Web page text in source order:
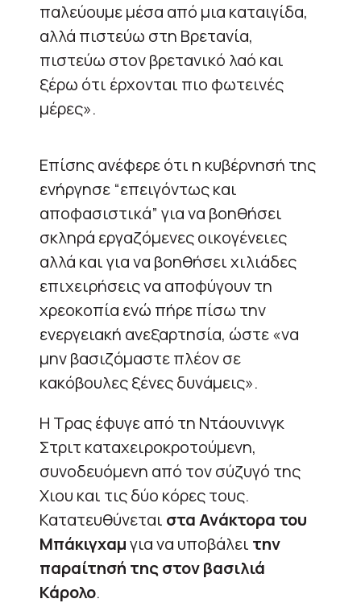
παλεύουμε μέσα από μια καταιγίδα,
αλλά πιστεύω στη Βρετανία,
πιστεύω στον βρετανικό λαό και
ξέρω ότι έρχονται πιο φωτεινές
μέρες».
Επίσης ανέφερε ότι η κυβέρνησή της
ενήργησε “επειγόντως και
αποφασιστικά” για να βοηθήσει
σκληρά εργαζόμενες οικογένειες
αλλά και για να βοηθήσει χιλιάδες
επιχειρήσεις να αποφύγουν τη
χρεοκοπία ενώ πήρε πίσω την
ενεργειακή ανεξαρτησία, ώστε «να
μην βασιζόμαστε πλέον σε
κακόβουλες ξένες δυνάμεις».
Η Τρας έφυγε από τη Ντάουνινγκ
Στριτ καταχειροκροτούμενη,
συνοδευόμενη από τον σύζυγό της
Χιου και τις δύο κόρες τους.
Κατατευθύνεται στα Ανάκτορα του
Μπάκιγχαμγια να υποβάλει την
παραίτησή της στον βασιλιά
Κάρολο.